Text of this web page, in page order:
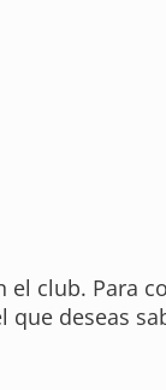
club. Para
deseas